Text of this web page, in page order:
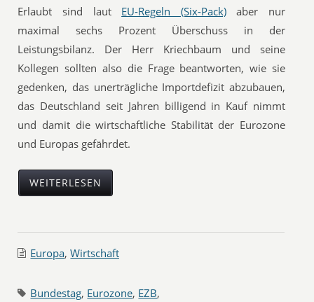
Erlaubt sind laut EU-Regeln (Six-Pack)aber nur
maximal sechs Prozent Überschuss in der
Leistungsbilanz. Der Herr Kriechbaum und seine
Kollegen sollten also die Frage beantworten, wie sie
gedenken, das unerträgliche Importdefizit abzubauen,
das Deutschland seit Jahren billigend in Kauf nimmt
und damit die wirtschaftliche Stabilität der Eurozone
und Europas gefährdet.
WEITERLESEN
Europa,Wirtschaft
Bundestag, Eurozone, EZB,